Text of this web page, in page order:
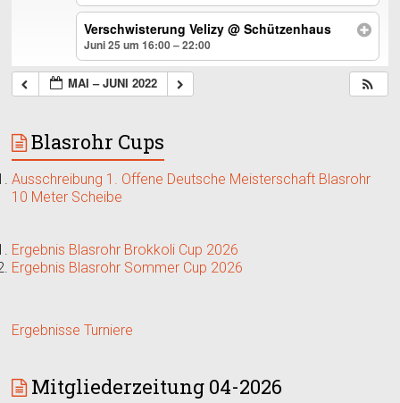
Verschwisterung Velizy @ Schützenhaus
Juni 25 um 16:00 – 22:00
MAI – JUNI 2022
Blasrohr Cups
Ausschreibung 1. Offene Deutsche Meisterschaft Blasrohr
10 Meter Scheibe
Ergebnis Blasrohr Brokkoli Cup 2026
Ergebnis Blasrohr Sommer Cup 2026
Ergebnisse Turniere
Mitgliederzeitung 04-2026